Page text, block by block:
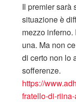
Il premier sarà
situazione è
mezzo
una. Ma non
di certo non lo
sofferenze.
https://
fratello-di-